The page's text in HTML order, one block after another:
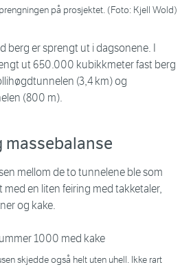
på prosjektet. (Foto: Kjell Wold)
berg er sprengt ut i dagsonene. I
ut 650.000 kubikkmeter fast berg
(3,4 km) og
(800 m).
massebalanse
mellom de to tunnelene ble som
en liten feiring med takketaler,
og kake.
skjedde også helt uten uhell. Ikke rart